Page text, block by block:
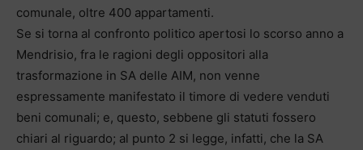
comunale, oltre 400 appartamenti.
Se si torna al confronto politico apertosi lo scorso anno a
Mendrisio, fra le ragioni degli oppositori alla
trasformazione in SA delle AIM, non venne
espressamente manifestato il timore di vedere venduti
beni comunali; e, questo, sebbene gli statuti fossero
chiari al riguardo; al punto 2 si legge, infatti, che la SA